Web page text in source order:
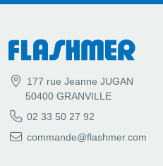
177 rue Jeanne JUGAN
50400 GRANVILLE
02 33 50 27 92
commande@flashmer.com